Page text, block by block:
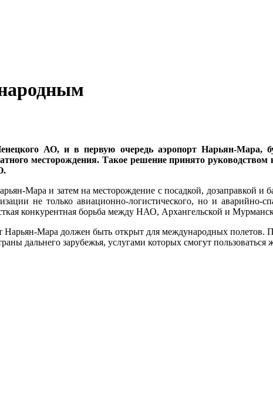
АО, и в первую очередь аэропорт Нарьян-Мара,
месторождения. Такое решение принято
Мара и затем на месторождение с посадкой, дозаправкой и
не только авиационно-логистического, но и аварийно-
конкурентная борьба между НАО, Архангельской и
Нарьян-Мара должен быть открыт для международных полетов.
дальнего зарубежья, услугами которых смогут пользоваться